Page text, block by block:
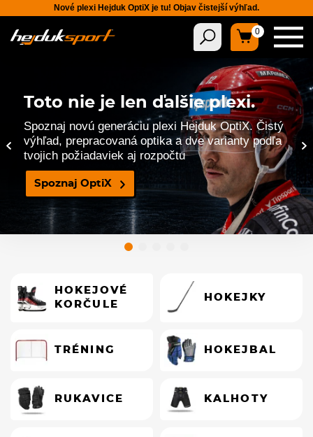
Nové plexi Hejduk OptiX je tu! Objav čistejší výhľad.
0
Toto nie je len ďalšie plexi.
Spoznaj novú generáciu plexi Hejduk OptiX. Čistý
výhľad, prepracovaná optika a dve varianty podľa
tvojich požiadaviek aj rozpočtu
Spoznaj OptiX
Toto nie je len ďalšie plexi.
Spoznaj novú generáciu plexi Hejduk OptiX. Čistý
výhľad, prepracovaná optika a dve varianty podľa
tvojich požiadaviek aj rozpočtu
Spoznaj OptiX
‹ ›
HOKEJOVÉ
KORČULE
HOKEJKY
TRÉNING HOKEJBAL
RUKAVICE KALHOTY